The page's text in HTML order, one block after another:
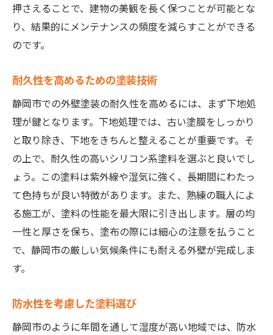
住民の意見を反映した塗装計画
色選びによる家の印象変化
静岡市での外壁塗装を成功させるための専門家
のアドバイス
プロが勧める塗装前の準備
施工業者選びで気を付ける点
見積もりのポイントと注意
アフターケアの重要性
定期的なメンテナンスの必要性
専門家が見る塗装のトレンド
静岡市の気候に合うシリコン系塗料
防水性と透湿性のバランス
押さえることで、建物の美観を長く保つことが可能とな
り、結果的にメンテナンスの頻度を減らすことができる
のです。
耐久性を高めるための塗装技術
静岡市での外壁塗装の耐久性を高めるには、まず下地処
理が鍵となります。下地処理では、古い塗膜をしっかり
と取り除き、下地をきちんと整えることが重要です。そ
の上で、耐久性の高いシリコン系塗料を選ぶと良いでし
ょう。この塗料は紫外線や湿気に強く、長期間にわたっ
て色持ちが良い特徴があります。また、熟練の職人によ
る施工が、塗料の性能を最大限に引き出します。層の均
一性と厚さを保ち、塗布の際には細心の注意を払うこと
で、静岡市の厳しい気候条件にも耐える外壁が完成しま
す。
防水性を考慮した塗料選び
静岡市のように年間を通して湿度が高い地域では、防水